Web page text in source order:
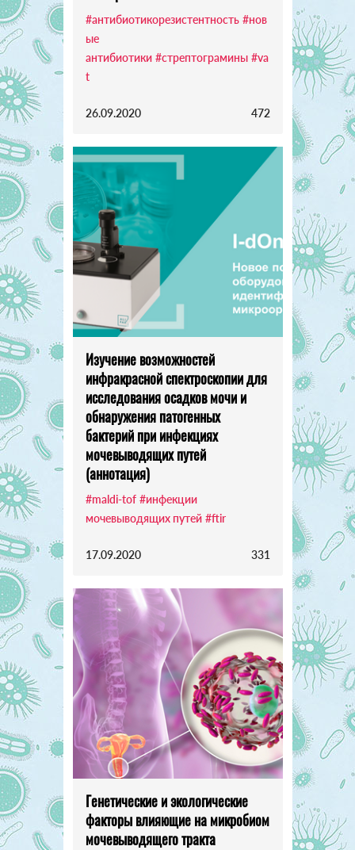
#антибиотикорезистентность #нов
ые
антибиотики #стрептограмины #va
t
26.09.2020 472
Изучение возможностей
инфракрасной спектроскопии для
исследования осадков мочи и
обнаружения патогенных
бактерий при инфекциях
мочевыводящих путей
(аннотация)
#maldi-tof #инфекции
мочевыводящих путей #ftir
17.09.2020 331
Генетические и экологические
факторы влияющие на микробиом
мочевыводящего тракта